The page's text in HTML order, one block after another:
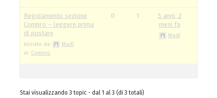
Regolamento sezione
Compro – leggere prima
di postare
Iniziato da:
Madl
in: Compro
0 1
5 anni, 2
mesi fa
Madl
Stai visualizzando 3 topic - dal 1 al 3 (di 3 totali)